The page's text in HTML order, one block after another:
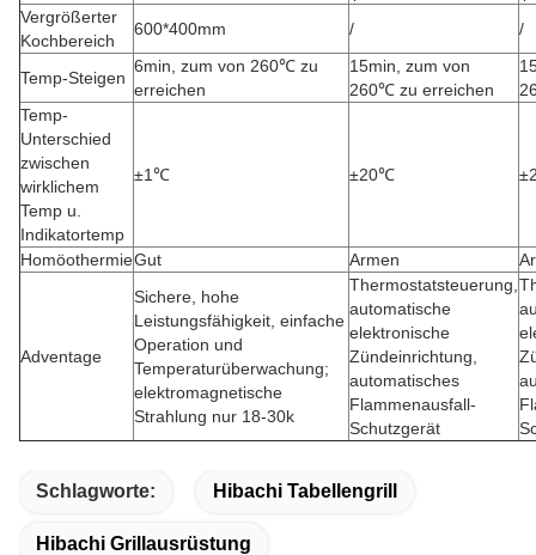
Vergrößerter
Kochbereich
600*400mm / /
Temp-Steigen
6min, zum von 260℃ zu
erreichen
15min, zum von
260℃ zu erreichen
Temp-
Unterschied
zwischen
wirklichem
Temp u.
Indikatortemp
±1℃ ±20℃
HomöothermieGut Armen
Adventage
Sichere, hohe
Leistungsfähigkeit, einfache
Operation und
Temperaturüberwachung;
elektromagnetische
Strahlung nur 18-30k
Thermostatsteuerung,
automatische
elektronische
Zündeinrichtung,
automatisches
Flammenausfall-
Schutzgerät
Schlagworte: Hibachi Tabellengrill
Hibachi Grillausrüstung